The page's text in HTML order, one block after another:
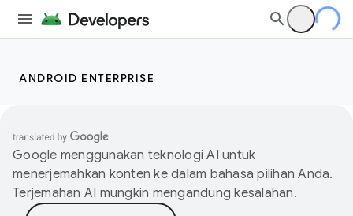
ANDROID ENTERPRISE
Google menggunakan teknologi AI untuk
menerjemahkan konten ke dalam bahasa pilihan Anda.
Terjemahan AI mungkin mengandung kesalahan.